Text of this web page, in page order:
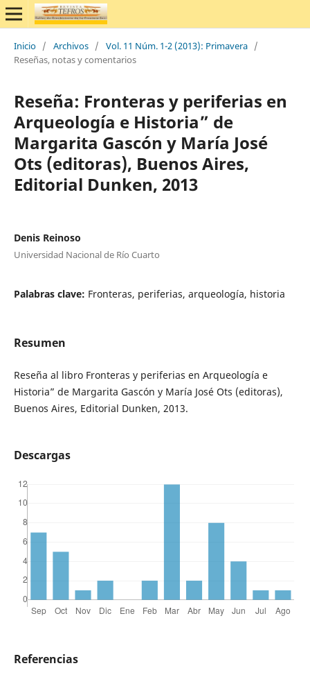
Inicio / Archivos / Vol. 11 Núm. 1-2 (2013): Primavera /
Reseñas, notas y comentarios
Reseña: Fronteras y periferias en
Arqueología e Historia” de
Margarita Gascón y María José
Ots (editoras), Buenos Aires,
Editorial Dunken, 2013
Denis Reinoso
Universidad Nacional de Río Cuarto
Palabras clave: Fronteras, periferias, arqueología, historia
Resumen
Reseña al libro Fronteras y periferias en Arqueología e
Historia” de Margarita Gascón y María José Ots (editoras),
Buenos Aires, Editorial Dunken, 2013.
Descargas
Referencias